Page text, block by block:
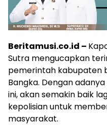
Beritamusi.co.id –
Sutra mengucapkan
pemerintah kabupaten
Bangka. Dengan
ini, akan semakin baik
kepolisian untuk
masyarakat.